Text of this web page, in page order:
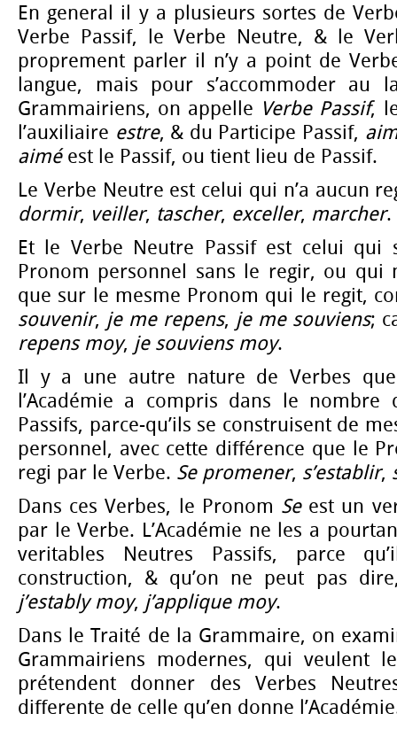
En general il y a plusieurs sortes de
Verbe Passif, le Verbe Neutre, & le
proprement parler il n’y a point de
langue, mais pour s’accommoder au
Grammairiens, on appelle Verbe Passif,
l’auxiliaire estre, & du Participe Passif,
aiméest le Passif, ou tient lieu de Passif.
Le Verbe Neutre est celui qui n’a aucun
dormir, veiller, tascher, exceller, marcher.
Et le Verbe Neutre Passif est celui qui
Pronom personnel sans le regir, ou qui
que sur le mesme Pronom qui le regit,
souvenir, je me repens, je me souviens;
repens moy, je souviens moy.
Il y a une autre nature de Verbes
l’Académie a compris dans le nombre
Passifs, parce-qu’ils se construisent de
personnel, avec cette différence que le
regi par le Verbe. Se promener, s’establir,
Dans ces Verbes, le Pronom Seest un
par le Verbe. L’Académie ne les a
veritables Neutres Passifs, parce
construction, & qu’on ne peut pas
j’estably moy, j’applique moy.
Dans le Traité de la Grammaire, on
Grammairiens modernes, qui veulent
prétendent donner des Verbes
differente de celle qu’en donne